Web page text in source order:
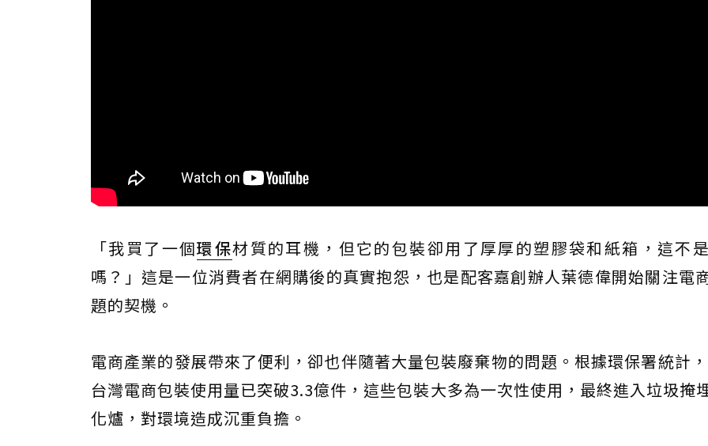
「我買了一個環保材質的耳機，但它的包裝卻用了厚厚的塑膠袋和紙箱，這不
嗎？」這是一位消費者在網購後的真實抱怨，也是配客嘉創辦人葉德偉開始關注電
題的契機。
電商產業的發展帶來了便利，卻也伴隨著大量包裝廢棄物的問題。根據環保署統計
台灣電商包裝使用量已突破3.3億件，這些包裝大多為一次性使用，最終進入垃圾掩
化爐，對環境造成沉重負擔。